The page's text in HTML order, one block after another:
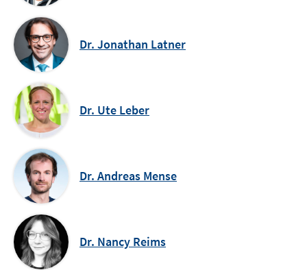
Dr. Jonathan Latner
Dr. Ute Leber
Dr. Andreas Mense
Dr. Nancy Reims